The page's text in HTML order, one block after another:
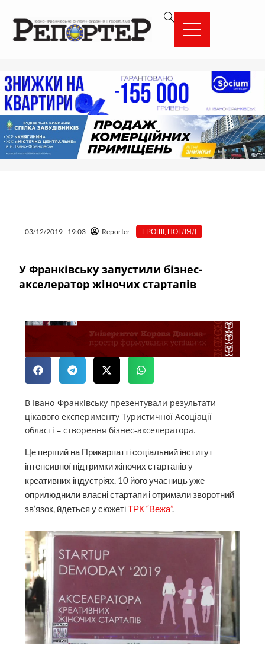
вмісту
03/12/2019 19:03 Reporter ГРОШІ ПОГЛЯД
У Франківську запустили бізнес-
акселератор жіночих стартапів
В Івано-Франківську презентували результати
цікавого експерименту Туристичної Асоціації
області – створення бізнес-акселератора.
Це перший на Прикарпатті соціальний інститут
інтенсивної підтримки жіночих стартапів у
креативних індустріях. 10 його учасниць уже
оприлюднили власні стартапи і отримали зворотний
зв’язок, йдеться у сюжетіТРК “Вежа”.